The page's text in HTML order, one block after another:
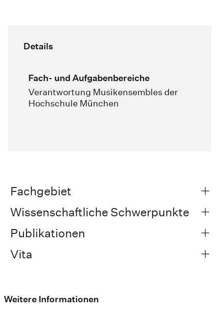
Details
Fach- und Aufgabenbereiche
Verantwortung Musikensembles der
Hochschule München
Fachgebiet
Wissenschaftliche Schwerpunkte
Publikationen
Vita
Weitere Informationen